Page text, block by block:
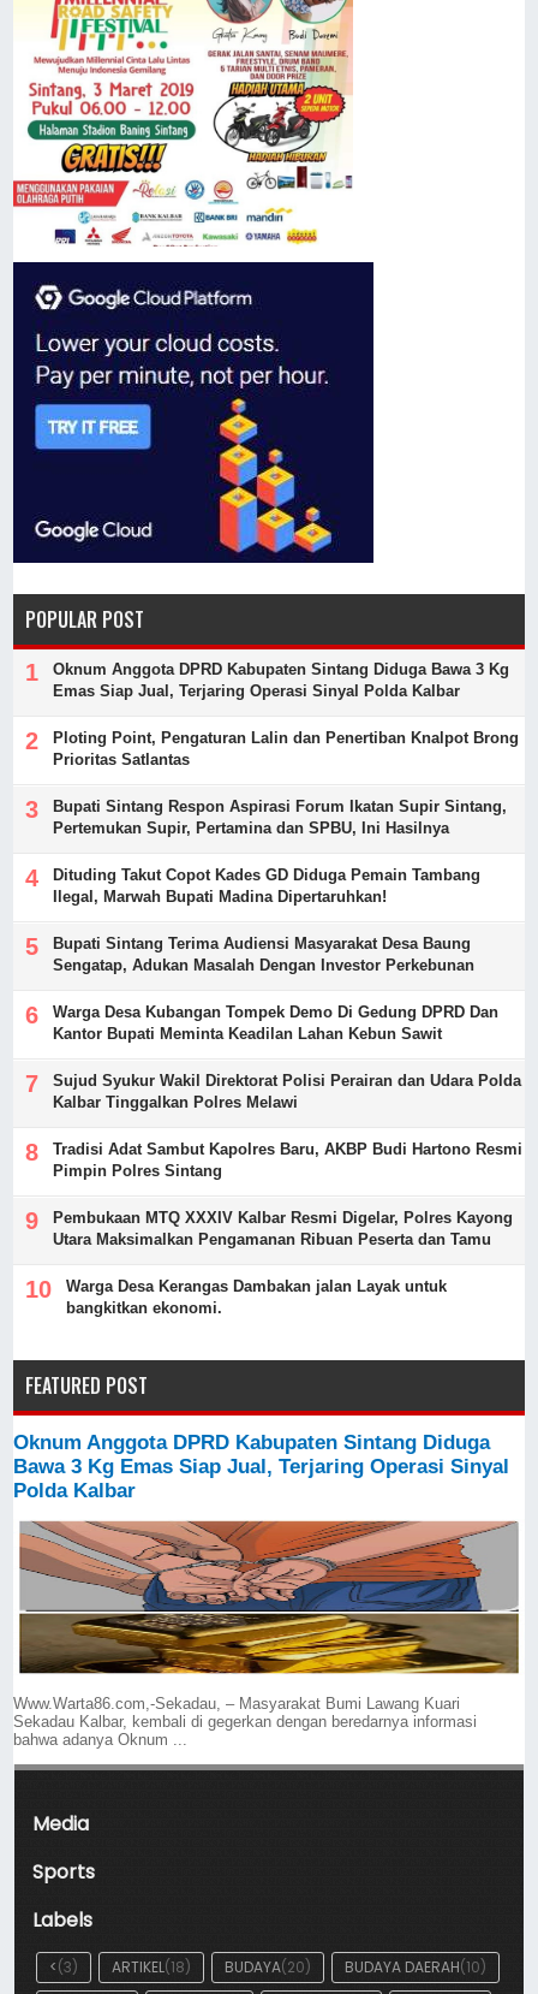
POPULAR POST
Oknum Anggota DPRD Kabupaten Sintang Diduga Bawa 3 Kg
Emas Siap Jual, Terjaring Operasi Sinyal Polda Kalbar
Ploting Point, Pengaturan Lalin dan Penertiban Knalpot Brong
Prioritas Satlantas
Bupati Sintang Respon Aspirasi Forum Ikatan Supir Sintang,
Pertemukan Supir, Pertamina dan SPBU, Ini Hasilnya
Dituding Takut Copot Kades GD Diduga Pemain Tambang
Ilegal, Marwah Bupati Madina Dipertaruhkan!
Bupati Sintang Terima Audiensi Masyarakat Desa Baung
Sengatap, Adukan Masalah Dengan Investor Perkebunan
Warga Desa Kubangan Tompek Demo Di Gedung DPRD Dan
Kantor Bupati Meminta Keadilan Lahan Kebun Sawit
Sujud Syukur Wakil Direktorat Polisi Perairan dan Udara Polda
Kalbar Tinggalkan Polres Melawi
Tradisi Adat Sambut Kapolres Baru, AKBP Budi Hartono Resmi
Pimpin Polres Sintang
Pembukaan MTQ XXXIV Kalbar Resmi Digelar, Polres Kayong
Utara Maksimalkan Pengamanan Ribuan Peserta dan Tamu
Warga Desa Kerangas Dambakan jalan Layak untuk
bangkitkan ekonomi.
FEATURED POST
Oknum Anggota DPRD Kabupaten Sintang Diduga
Bawa 3 Kg Emas Siap Jual, Terjaring Operasi Sinyal
Polda Kalbar
Www.Warta86.com,-Sekadau, – Masyarakat Bumi Lawang Kuari
Sekadau Kalbar, kembali di gegerkan dengan beredarnya informasi
bahwa adanya Oknum ...
Media
Sports
Labels
<(3) ARTIKEL(18) BUDAYA(20) BUDAYA DAERAH(10)